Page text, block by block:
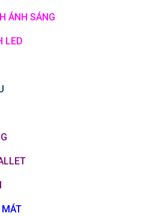
ÁNH SÁNG
LED
MÁT